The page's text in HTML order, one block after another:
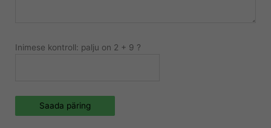
Inimese kontroll: palju on 2 + 9 ?
Saada päring